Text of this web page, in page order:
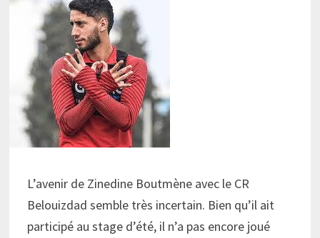
L’avenir de Zinedine Boutmène avec le CR
Belouizdad semble très incertain. Bien qu’il ait
participé au stage d’été, il n’a pas encore joué